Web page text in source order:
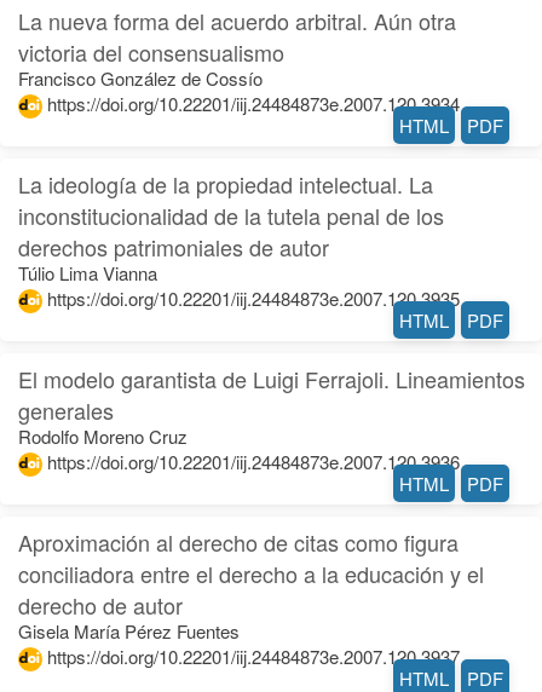
La nueva forma del acuerdo arbitral. Aún otra
victoria del consensualismo
Francisco González de Cossío
https://doi.org/10.22201/iij.24484873e.2007.120.3934
PDF
HTML
La ideología de la propiedad intelectual. La
inconstitucionalidad de la tutela penal de los
derechos patrimoniales de autor
Túlio Lima Vianna
https://doi.org/10.22201/iij.24484873e.2007.120.3935
PDF
HTML
El modelo garantista de Luigi Ferrajoli. Lineamientos
generales
Rodolfo Moreno Cruz
https://doi.org/10.22201/iij.24484873e.2007.120.3936
PDF
HTML
Aproximación al derecho de citas como figura
conciliadora entre el derecho a la educación y el
derecho de autor
Gisela María Pérez Fuentes
https://doi.org/10.22201/iij.24484873e.2007.120.3937
PDF
HTML